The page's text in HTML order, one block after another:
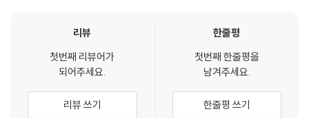
리뷰
첫번째 리뷰어가
되어주세요.
리뷰 쓰기
한줄평
첫번째 한줄평을
남겨주세요.
한줄평 쓰기